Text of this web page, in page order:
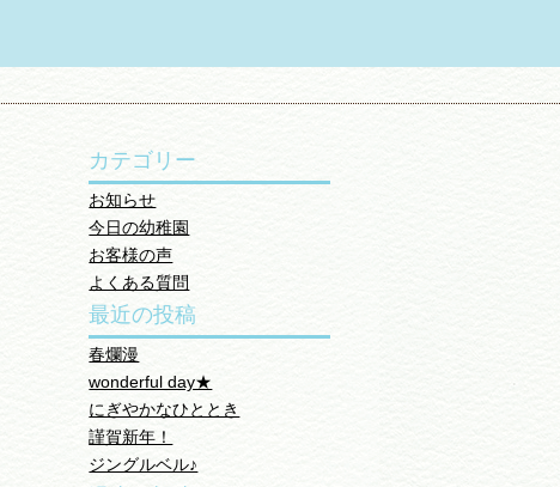
カテゴリー
お知らせ
今日の幼稚園
お客様の声
よくある質問
最近の投稿
春爛漫
wonderful day★
にぎやかなひととき
謹賀新年！
ジングルベル♪